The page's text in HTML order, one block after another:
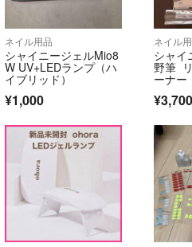
ネイル用品
シャイニージェルMio8
W UV+LEDランプ（ハ
イブリッド）
¥1,000
ネイル
シャイ
野筆
ーナ
プ セッ
¥3,700